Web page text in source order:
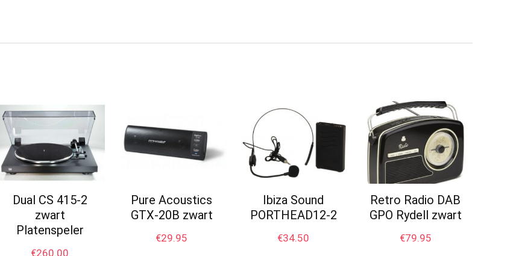
Dual CS 415-2
zwart
Platenspeler
€260.00
Pure Acoustics
GTX-20B zwart
€29.95
Ibiza Sound
PORTHEAD12-2
€34.50
Retro Radio DAB
GPO Rydell zwart
€79.95